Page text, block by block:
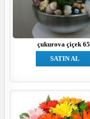
çukurova çiçek 65
SATIN AL